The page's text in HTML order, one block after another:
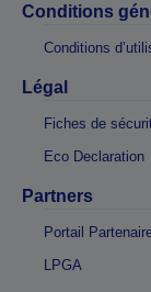
Conditions
Conditions
Légal
Fiches de
Eco Declaration
Partners
Portail
LPGA